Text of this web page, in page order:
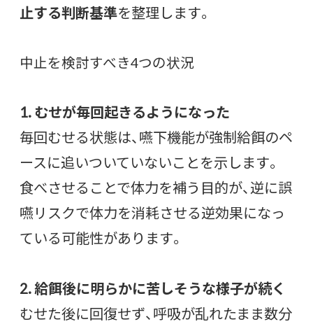
止する判断基準を整理します。
中止を検討すべき4つの状況
1. むせが毎回起きるようになった
毎回むせる状態は、嚥下機能が強制給餌のペ
ースに追いついていないことを示します。
食べさせることで体力を補う目的が、逆に誤
嚥リスクで体力を消耗させる逆効果になっ
ている可能性があります。
2. 給餌後に明らかに苦しそうな様子が続く
むせた後に回復せず、呼吸が乱れたまま数分